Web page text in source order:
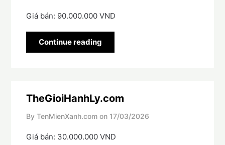
Giá bán: 90.000.000 VND
Continue reading
TheGioiHanhLy.com
By TenMienXanh.com on 17/03/2026
Giá bán: 30.000.000 VND